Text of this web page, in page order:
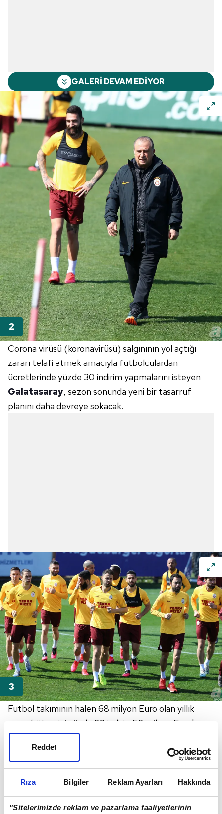
Rıza Bilgiler Reklam Ayarları Hakkında
"Sitelerimizde reklam ve pazarlama faaliyetlerinin
Reddet
GALERİ DEVAM EDİYOR
Corona virüsü (koronavirüsü) salgınının yol açtığı
zararı telafi etmek amacıyla futbolculardan
ücretlerinde yüzde 30 indirim yapmalarını isteyen
Galatasaray, sezon sonunda yeni bir tasarruf
planını daha devreye sokacak.
Futbol takımının halen 68 milyon Euro olan yıllık
maaş bütçesini yüzde 30 indirip 50 milyon Euro'nun
altına çekmeyi hedefleyen sarı kırmızılı yönetim, 8
oyuncusuyla sezon sonu yollarını ayırıp, toplamda
130 milyon TL'yi aşkın garanti ücret yükünden
kurtulacak.